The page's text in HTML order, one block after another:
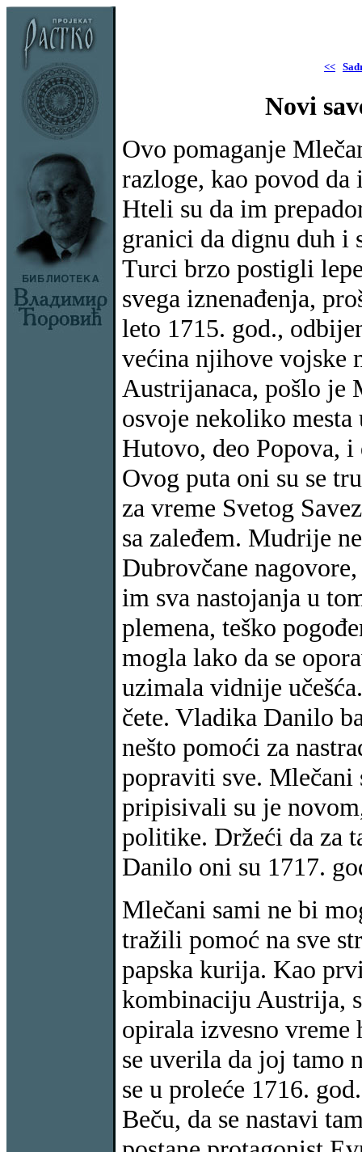
<<
Novi
Ovo pomaganje
razloge, kao povod
Hteli su da im
granici da dignu duh i
Turci brzo postigli
svega iznenađenja,
leto 1715. god.,
većina njihove vojske
Austrijanaca, pošlo je
osvoje nekoliko
Hutovo, deo Popova,
Ovog puta oni su se
za vreme Svetog
sa zaleđem. Mudrije
Dubrovčane
im sva nastojanja u
plemena, teško
mogla lako da se
uzimala vidnije
čete. Vladika Danilo
nešto pomoći za
popraviti sve. Mlečani
pripisivali su je
politike. Držeći da za
Danilo oni su 1717.
Mlečani sami ne bi
tražili pomoć na sve
papska kurija. Kao
kombinaciju Austrija,
opirala izvesno vreme
se uverila da joj tamo
se u proleće 1716.
Beču, da se nastavi